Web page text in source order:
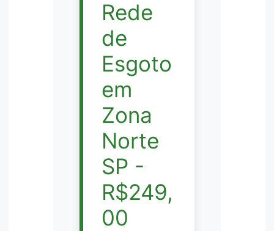
Rede
de
Esgoto
em
Zona
Norte
SP -
R$249,
00